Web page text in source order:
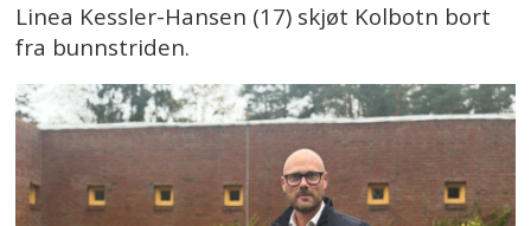
Linea Kessler-Hansen (17) skjøt Kolbotn bort
fra bunnstriden.